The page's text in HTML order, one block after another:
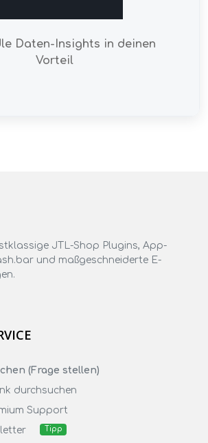
Daten-Insights in deinen
Vorteil
JTL-Shop Plugins, App-
und maßgeschneiderte E-
(Frage stellen)
durchsuchen
Support
Tipp